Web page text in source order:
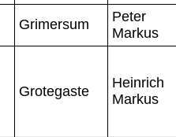
Grimersum
Peter
Markus
Grotegaste
Heinrich
Markus